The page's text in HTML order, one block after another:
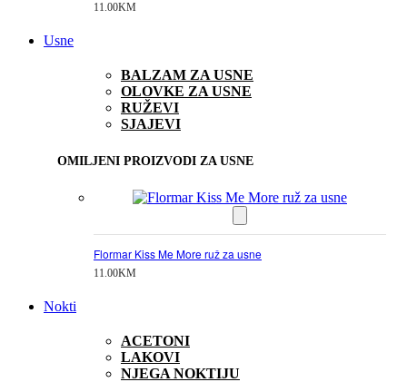
11.00KM
Usne
BALZAM ZA USNE
OLOVKE ZA USNE
RUŽEVI
SJAJEVI
OMILJENI PROIZVODI ZA USNE
Flormar Kiss Me More ruž za usne
11.00KM
Nokti
ACETONI
LAKOVI
NJEGA NOKTIJU